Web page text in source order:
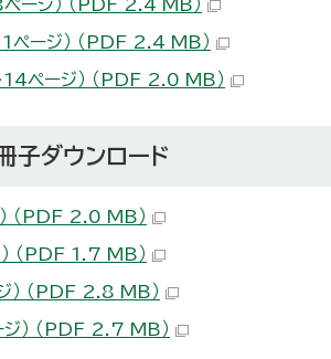
ージ） （PDF 2.4 MB）
ページ） （PDF 2.4 MB）
ページ） （PDF 2.0 MB）
冊子ダウンロード
（PDF 2.0 MB）
（PDF 1.7 MB）
） （PDF 2.8 MB）
） （PDF 2.7 MB）